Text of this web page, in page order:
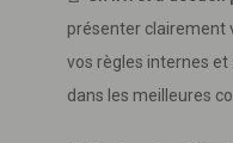
présenter clairement
vos règles internes et
dans les meilleures